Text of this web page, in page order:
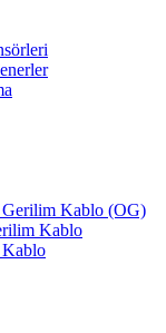
Gerilim Kablo (OG)
Kablo
Kablo